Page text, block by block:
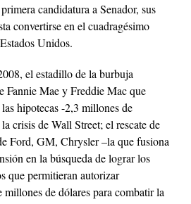
candidatura a Senador, sus
convertirse en el cuadragésimo
Unidos.
el estadillo de la burbuja
Fannie Mae y Freddie Mac que
hipotecas -2,3 millones de
crisis de Wall Street; el rescate de
Ford, GM, Chrysler –la que fusiona
en la búsqueda de lograr los
que permitieran autorizar
millones de dólares para combatir la